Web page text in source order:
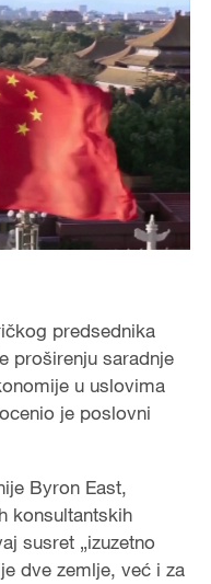
predsednika
proširenju saradnje
u uslovima
je poslovni
Byron East,
konsultantskih
susret „izuzetno
dve zemlje, već i za